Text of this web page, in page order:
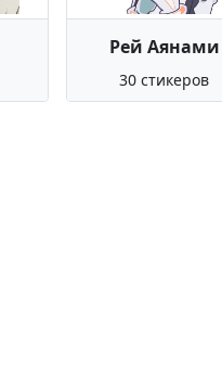
Рей Аянами
30 стикеров